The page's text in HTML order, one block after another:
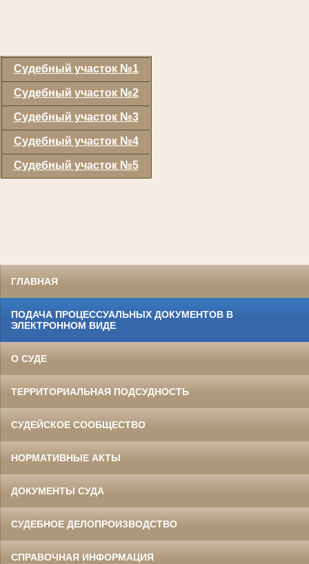
Судебный участок №1
Судебный участок №2
Судебный участок №3
Судебный участок №4
Судебный участок №5
ГЛАВНАЯ
ПОДАЧА ПРОЦЕССУАЛЬНЫХ ДОКУМЕНТОВ В
ЭЛЕКТРОННОМ ВИДЕ
О СУДЕ
ТЕРРИТОРИАЛЬНАЯ ПОДСУДНОСТЬ
СУДЕЙСКОЕ СООБЩЕСТВО
НОРМАТИВНЫЕ АКТЫ
ДОКУМЕНТЫ СУДА
СУДЕБНОЕ ДЕЛОПРОИЗВОДСТВО
СПРАВОЧНАЯ ИНФОРМАЦИЯ